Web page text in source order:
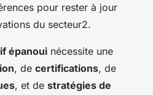
pour rester à jour
du secteur2.
épanoui nécessite une
, de certifications, de
, et de stratégies de